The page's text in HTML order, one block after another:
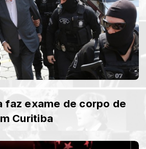
faz exame de corpo de
Curitiba